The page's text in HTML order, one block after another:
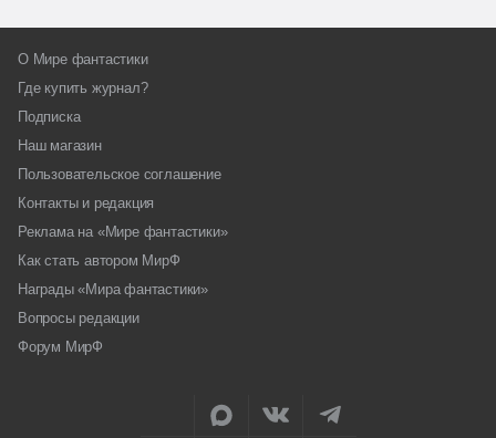
О Мире фантастики
Где купить журнал?
Подписка
Наш магазин
Пользовательское соглашение
Контакты и редакция
Реклама на «Мире фантастики»
Как стать автором МирФ
Награды «Мира фантастики»
Вопросы редакции
Форум МирФ